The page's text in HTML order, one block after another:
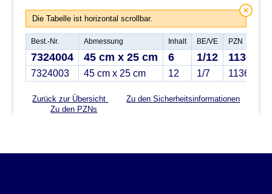
Die Tabelle ist horizontal scrollbar.
Best.-Nr. Abmessung Inhalt BE/VE PZN
7324004 45 cm x 25 cm 6 1/12
7324003 45 cm x 25 cm 12 1/7 11361698
Zurück zur Übersicht
Zu den Sicherheitsinformationen
Zu den PZNs